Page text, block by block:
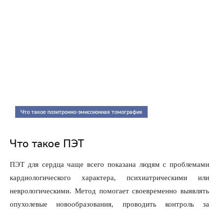
Что такое позитронно-эмиссионная томография
Что такое ПЭТ
ПЭТ для сердца чаще всего показана людям с проблемами
кардиологического характера, психиатрическими или
неврологическими. Метод помогает своевременно выявлять
опухолевые новообразования, проводить контроль за